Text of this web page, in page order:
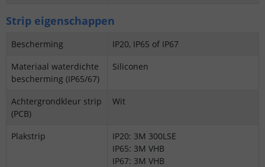
Strip eigenschappen
Bescherming
IP20, IP65 of IP67
Materiaal waterdichte
bescherming (IP65/67)
Siliconen
Achtergrondkleur strip
(PCB)
Wit
Plakstrip
IP20: 3M 300LSE
IP65: 3M VHB
IP67: 3M VHB